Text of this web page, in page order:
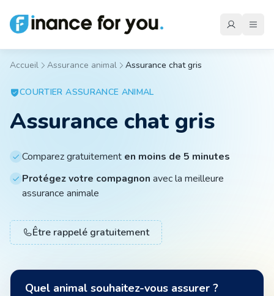
Emprunteur
Auto
Moto
Accueil Assurance animal Assurance chat gris
COURTIERASSURANCE ANIMAL
Assurance chat gris
Comparez gratuitement en moins de 5 minutes
Protégez votre compagnon avec la meilleure
assurance animale
Être rappelé gratuitement
Quel animal souhaitez-vous assurer ?